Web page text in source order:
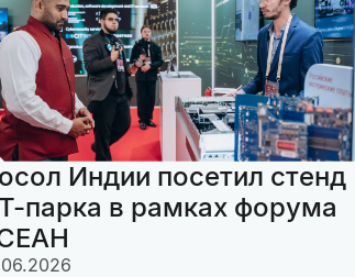
Индии посетил стенд
парка в рамках форума